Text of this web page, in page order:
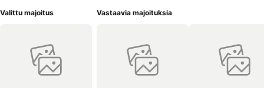
Valittu majoitus Vastaavia majoituksia